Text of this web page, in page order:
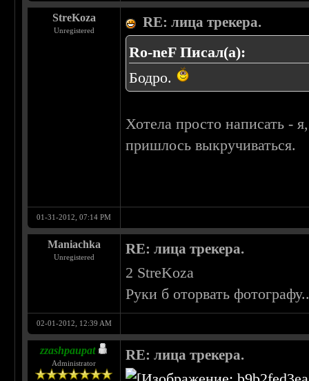
StreKoza
Unregistered
RE: лица трекера.
Ro-neF Писал(а):
Бодро.
Хотела просто написать -
пришлось выкручиваться.
01-31-2012, 07:14 PM
Maniachka
Unregistered
RE: лица трекера.
2 StreKoza
Руки б оторвать
02-01-2012, 12:39 AM
zzashpaupat
Administrator
RE: лица трекера.